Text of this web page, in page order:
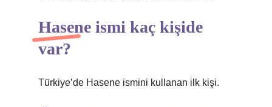
Hasene ismi kaç kişide
var?
Türkiye’de Hasene ismini kullanan ilk kişi.